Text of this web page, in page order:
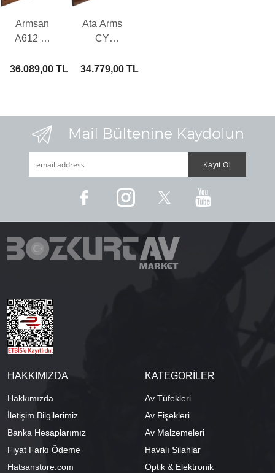
Armsan
A612 W
Av Tüfeği
36.089,00 TL
Ata Arms
CY
Otomatik
34.779,00 TL
HAKKIMIZDA
Hakkımızda
İletişim Bilgilerimiz
Banka Hesaplarımız
Fiyat Farkı Ödeme
Hatsanstore.com
KATEGORİLER
Av Tüfekleri
Av Fişekleri
Av Malzemeleri
Havalı Silahlar
Optik & Elektronik